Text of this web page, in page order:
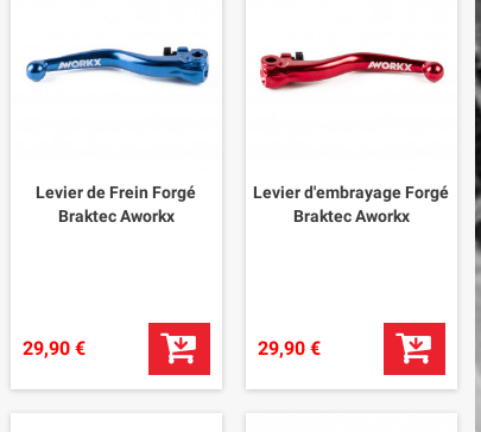
Levier de Frein Forgé
Braktec Aworkx
29,90 €
Levier d'embrayage Forgé
Braktec Aworkx
29,90 €